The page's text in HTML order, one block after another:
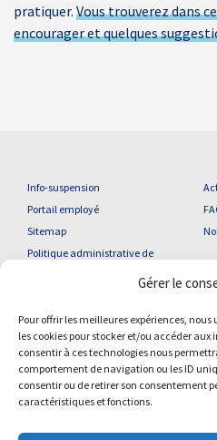
Gérer le
Pour offrir les meilleures expériences,
les cookies pour stocker et/ou accéder
consentir à ces technologies nous
comportement de navigation ou les ID
consentir ou de retirer son consentement
caractéristiques et fonctions.
pratiquer. Vous trouverez dans
encourager et quelques
Info-suspension
Portail employé
Sitemap
Politique administrative de
2026 Centre de services scolaire
YouTube